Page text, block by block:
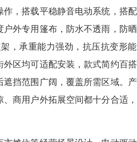
，搭载平稳静音电动系统，搭
外专用篷布，防水不透雨，防
，承重能力强劲，抗压抗变形
区均可适配安装，款式简约百
挡范围广阔，覆盖所需区域。
商用户外拓展空间都十分合适